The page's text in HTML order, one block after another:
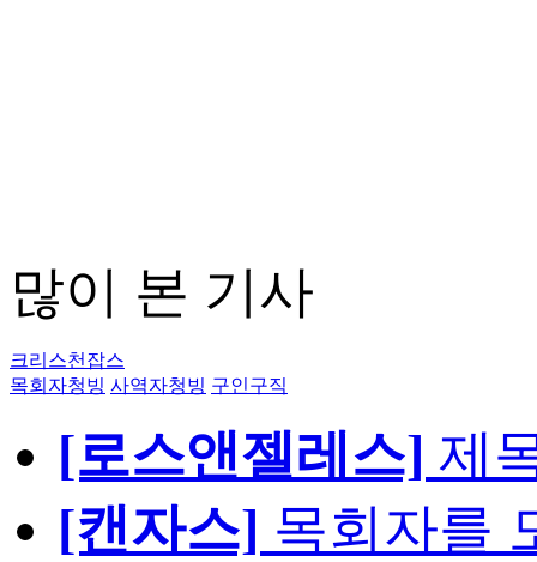
많이 본 기사
크리스천잡스
목회자청빙 사역자청빙 구인구직
[로스앤젤레스] 제
[캔자스] 목회자를